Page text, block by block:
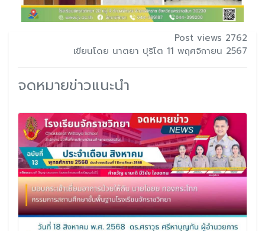
Post views 2762
เขียนโดย นาตยา ปุริโต 11 พฤศจิกายน 2567
จดหมายข่าวแนะนำ